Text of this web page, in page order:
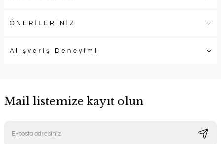
ÖNERİLERİNİZ
Alışveriş Deneyimi
Mail listemize kayıt olun